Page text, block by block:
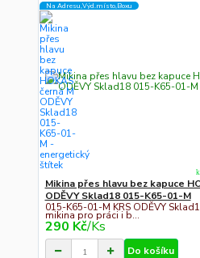
Na Adresu,Výd.místo,Boxu
Mikina přes hlavu bez kapuce
ODĚVY Sklad18 015-K65-01-M
015-K65-01-M KRS ODĚVY
mikina pro práci i b...
290 Kč/Ks
Do košíku